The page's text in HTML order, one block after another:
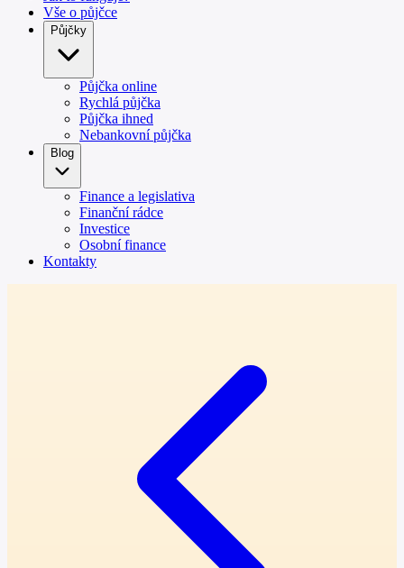
Vše o půjčce
Půjčky
Půjčka online
Rychlá půjčka
Půjčka ihned
Nebankovní půjčka
Blog
Finance a legislativa
Finanční rádce
Investice
Osobní finance
Kontakty